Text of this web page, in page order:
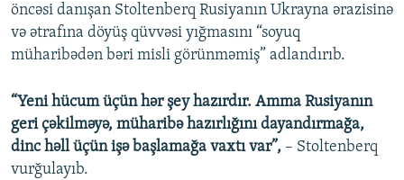
öncəsi danışan Stoltenberq Rusiyanın Ukrayna ərazisinə
və ətrafına döyüş qüvvəsi yığmasını “soyuq
müharibədən bəri misli görünməmiş” adlandırıb.
“Yeni hücum üçün hər şey hazırdır. Amma Rusiyanın
geri çəkilməyə, müharibə hazırlığını dayandırmağa,
dinc həll üçün işə başlamağa vaxtı var”, – Stoltenberq
vurğulayıb.